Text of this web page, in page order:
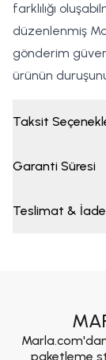
farklılığı
düzenlenmiş
gönderim
ürünün
Taksit
Garanti Süresi
Teslimat & İade
paketleme